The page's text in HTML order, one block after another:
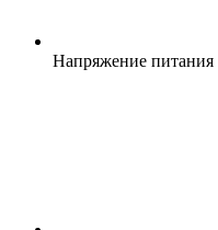
Напряжение питания